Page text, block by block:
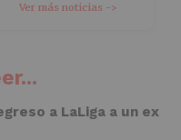
Ver más noticias ->
a LaLiga a un ex